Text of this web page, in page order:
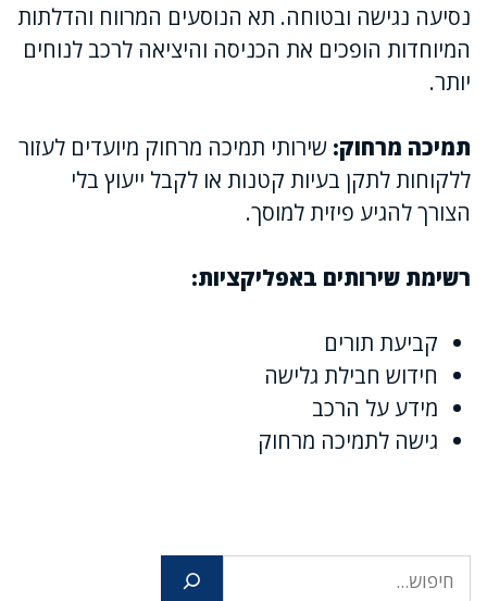
נסיעה נגישה ובטוחה. תא הנוסעים המרווח והדלתות
המיוחדות הופכים את הכניסה והיציאה לרכב לנוחים
יותר.
תמיכה מרחוק: שירותי תמיכה מרחוק מיועדים לעזור
ללקוחות לתקן בעיות קטנות או לקבל ייעוץ בלי
הצורך להגיע פיזית למוסך.
רשימת שירותים באפליקציות:
קביעת תורים
חידוש חבילת גלישה
מידע על הרכב
גישה לתמיכה מרחוק
חיפוש